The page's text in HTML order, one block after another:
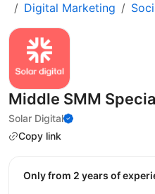
Digital Marketing
Middle SMM
Solar Digital
Copy link
Only from 2 years of